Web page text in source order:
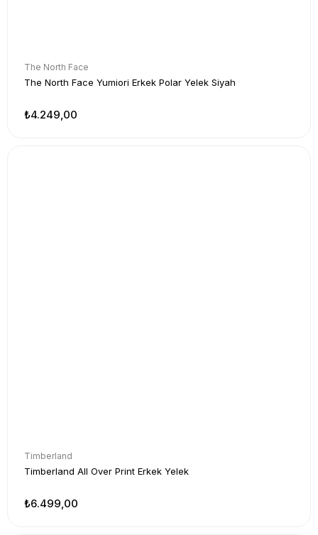
The North Face
The North Face Yumiori Erkek Polar Yelek Siyah
₺4.249,00
Timberland
Timberland All Over Print Erkek Yelek
₺6.499,00